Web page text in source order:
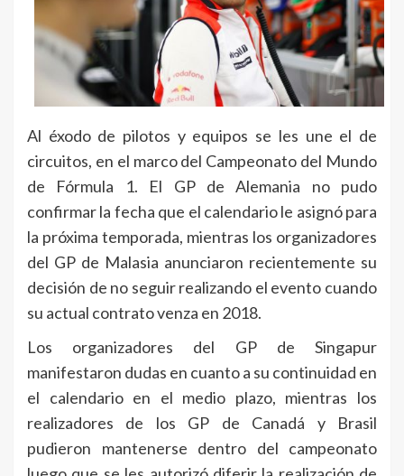
Al éxodo de pilotos y equipos se les une el de
circuitos, en el marco del Campeonato del Mundo
de Fórmula 1. El GP de Alemania no pudo
confirmar la fecha que el calendario le asignó para
la próxima temporada, mientras los organizadores
del GP de Malasia anunciaron recientemente su
decisión de no seguir realizando el evento cuando
su actual contrato venza en 2018.
Los organizadores del GP de Singapur
manifestaron dudas en cuanto a su continuidad en
el calendario en el medio plazo, mientras los
realizadores de los GP de Canadá y Brasil
pudieron mantenerse dentro del campeonato